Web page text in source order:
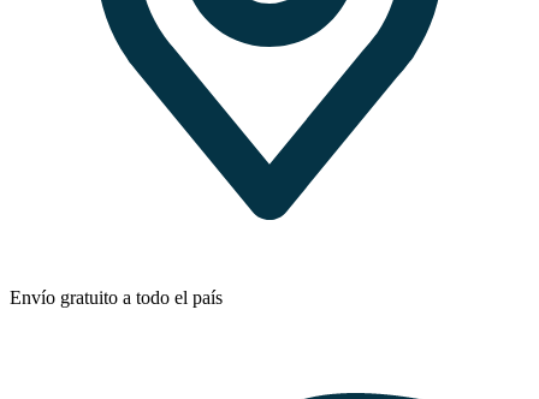
Envío gratuito a todo el país